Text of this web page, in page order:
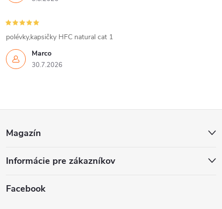
p
r
v
k
v
ý
p
s
Marco
30.7.2026
polévky,kapsičky HFC natural cat 1
p
ä
Magazín
Informácie pre zákazníkov
Facebook